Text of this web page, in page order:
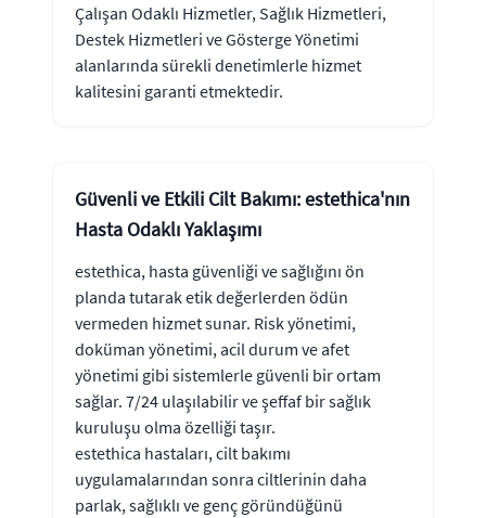
Çalışan Odaklı Hizmetler, Sağlık Hizmetleri,
Destek Hizmetleri ve Gösterge Yönetimi
alanlarında sürekli denetimlerle hizmet
kalitesini garanti etmektedir.
Güvenli ve Etkili Cilt Bakımı: estethica'nın
Hasta Odaklı Yaklaşımı
estethica, hasta güvenliği ve sağlığını ön
planda tutarak etik değerlerden ödün
vermeden hizmet sunar. Risk yönetimi,
doküman yönetimi, acil durum ve afet
yönetimi gibi sistemlerle güvenli bir ortam
sağlar. 7/24 ulaşılabilir ve şeffaf bir sağlık
kuruluşu olma özelliği taşır.
estethica hastaları, cilt bakımı
uygulamalarından sonra ciltlerinin daha
parlak, sağlıklı ve genç göründüğünü